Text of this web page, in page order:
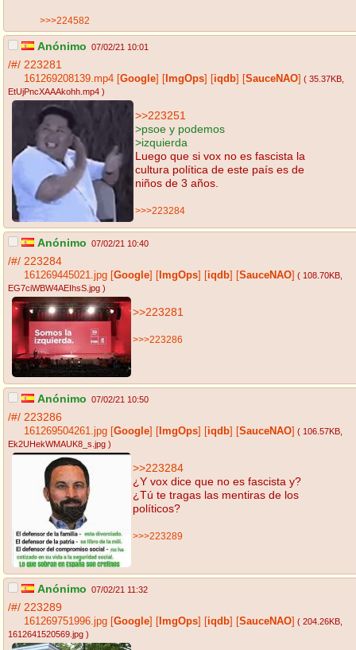
>>>224582
Anónimo 07/02/21 10:01
/#/ 223281
161269208139.mp4 Google ImgOps iqdb SauceNAO ( 35.37KB
EtUjPncXAAAkohh.mp4 )
>>223251
>psoe y podemos
>izquierda
Luego que si vox no es fascista la
cultura política de este país es de
niños de 3 años.
>>>223284
Anónimo 07/02/21 10:40
/#/ 223284
161269445021.jpg Google ImgOps iqdb SauceNAO ( 108.70KB
EG7ciWBW4AEIhsS.jpg )
>>223281
>>>223286
Anónimo 07/02/21 10:50
/#/ 223286
161269504261.jpg Google ImgOps iqdb SauceNAO ( 106.57KB
Ek2UHekWMAUK8_s.jpg )
>>223284
¿Y vox dice que no es fascista y?
¿Tú te tragas las mentiras de los
políticos?
>>>223289
Anónimo 07/02/21 11:32
/#/ 223289
161269751996.jpg Google ImgOps iqdb SauceNAO ( 204.26KB
1612641520569.jpg )